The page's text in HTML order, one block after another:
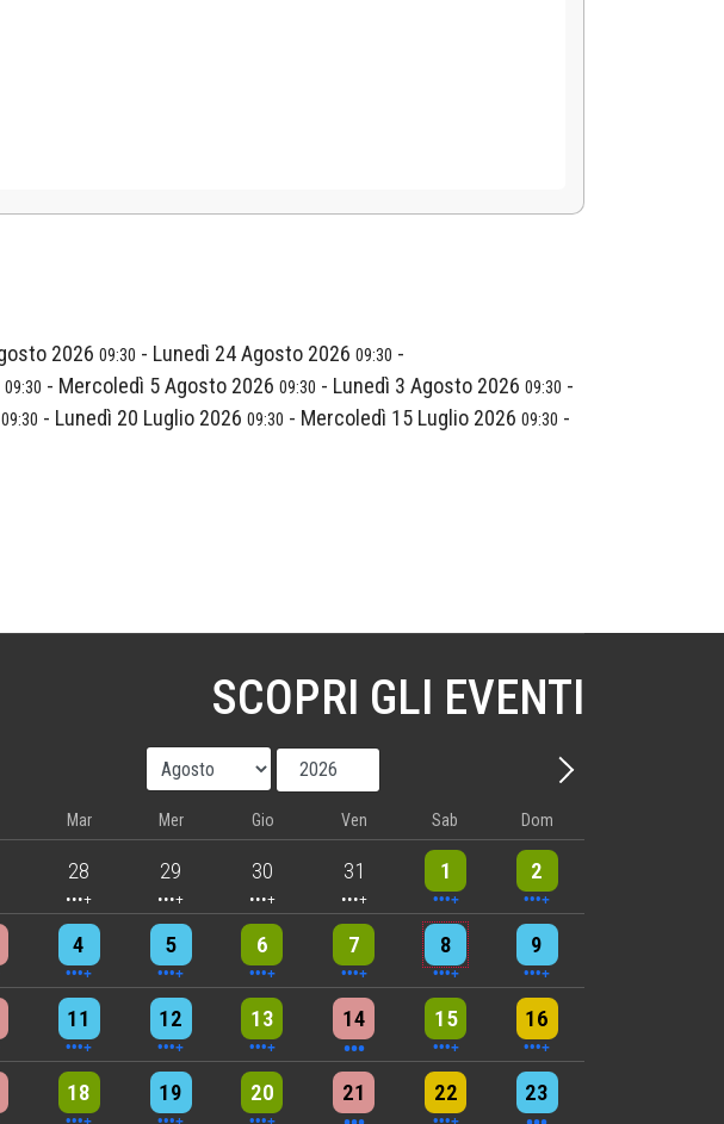
2026 09:30 - Lunedì 24 Agosto 2026 09:30 -
09:30 - Mercoledì 5 Agosto 2026 09:30 - Lunedì 3 Agosto 2026 09:30 -
09:30 - Lunedì 20 Luglio 2026 09:30 - Mercoledì 15 Luglio 2026 09:30 -
SCOPRI GLI EVENTI
- Mese
Anno
Avanti - Mese
Mar Mer Gio Ven Sab Dom
28
4 events 29
5 events 30
5 events 31
5 events 1
9 events 2
8 events
4
4 events 5
7 events 6
6 events 7
5 events 8
7 events 9
8 events
11
7 events 12
6 events 13
9 events 14
3 events 15
7 events 16
4 events
18
6 events 19
7 events 20
6 events 21
3 events 22
4 events 23
3 events